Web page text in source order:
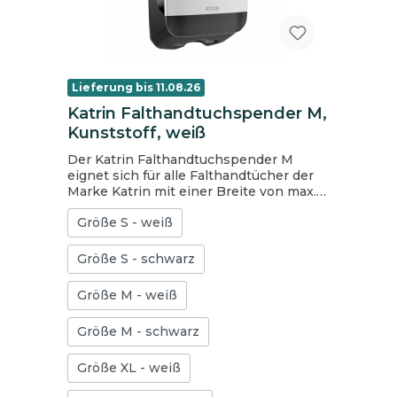
Lieferung bis 11.08.26
Katrin Falthandtuchspender M,
Kunststoff, weiß
Der Katrin Falthandtuchspender M
eignet sich für alle Falthandtücher der
Marke Katrin mit einer Breite von max.
240 mm. Für ein einfaches Nachfüllen
lässt sich der Falthandtuchspender M
nach oben hin öffnen. Dank der
transparenten Seiten ist leicht zu
erkennen, wann der Spender
nachgefüllt werden muss. Freie Wahl
bei der Nutzung der Schließfunktion
(mit oder ohne Schlüssel). Frontale
Halterungen sorgen dafür, dass der
Papierstapel sicher platziert ist, und
vereinfachen so das Befüllen.
Zusätzliche Stützrippen im Inneren des
Größe S - weiß
Größe S - schwarz
Größe M - weiß
Größe M - schwarz
Größe XL - weiß